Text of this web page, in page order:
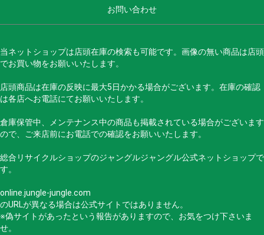
お問い合わせ
当ネットショップは店頭在庫の検索も可能です。画像の無い商品は店頭
でお買い物をお願いいたします。
店頭商品は在庫の反映に最大5日かかる場合がございます。在庫の確認
は各店へお電話にてお願いいたします。
倉庫保管中、メンテナンス中の商品も掲載されている場合がございます
ので、ご来店前にお電話での確認をお願いいたします。
総合リサイクルショップのジャングルジャングル公式ネットショップで
す。
online.jungle-jungle.com
のURLが異なる場合は公式サイトではありません。
※偽サイトがあったという報告がありますので、お気をつけ下さいま
せ。